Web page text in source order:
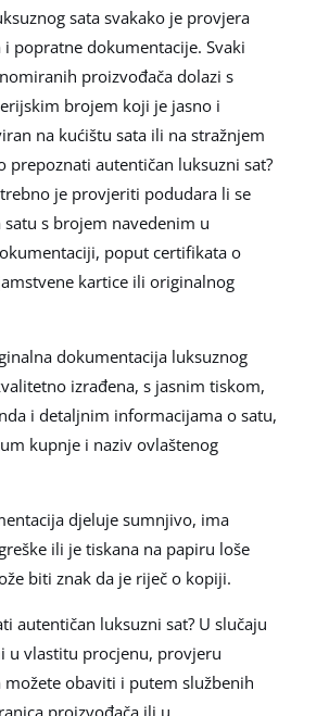
sata svakako je provjera
popratne dokumentacije. Svaki
proizvođača dolazi s
brojem koji je jasno i
na kućištu sata ili na stražnjem
prepoznati autentičan luksuzni sat?
je provjeriti podudara li se
s brojem navedenim u
poput certifikata o
kartice ili originalnog
dokumentacija luksuznog
izrađena, s jasnim tiskom,
i detaljnim informacijama o satu,
kupnje i naziv ovlaštenog
djeluje sumnjivo, ima
ili je tiskana na papiru loše
biti znak da je riječ o kopiji.
autentičan luksuzni sat? U slučaju
u vlastitu procjenu, provjeru
obaviti i putem službenih
proizvođača ili u